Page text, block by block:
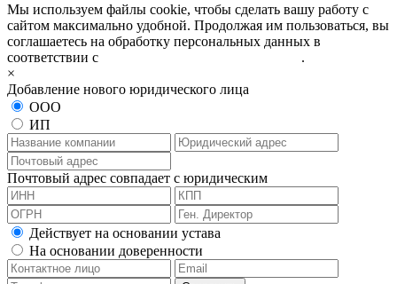
Мы используем файлы cookie, чтобы сделать вашу работу с
сайтом максимально удобной. Продолжая им пользоваться, вы
соглашаетесь на обработку персональных данных в
соответствии с
.
×
Добавление нового юридического лица
ООО
ИП
Почтовый адрес совпадает с юридическим
Действует на основании устава
На основании доверенности